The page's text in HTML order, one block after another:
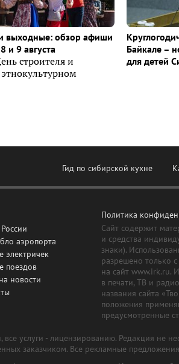
выходные: обзор афиши
и 9 августа
строителя и
этнокультурном
Байкале –
для детей
Гид по сибирской кухне
аэропорта
электричек
поездов
новости
Политика
Сайт содержит
и средства
знаки).
разрешено только
на сайт www.irk.ru.
в печати, ТВ и
названия сайта
положения
предусмотренные
услуги - лицензированию. Редакция не
заказчиком. Все рекламные